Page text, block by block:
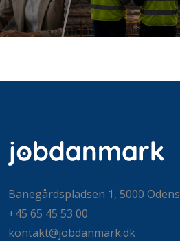
Banegårdspladsen 1, 5000
+45 65 45 53 00
kontakt@jobdanmark.dk